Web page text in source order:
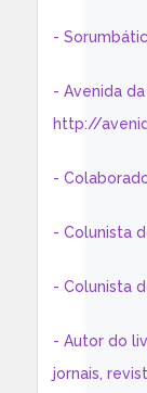
-
- Avenida
http://
-
- Colunista
- Colunista
- Autor do
jornais,